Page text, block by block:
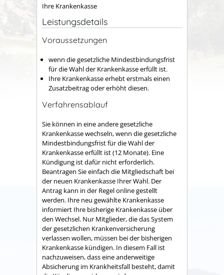
Ihre Krankenkasse
Leistungsdetails
Voraussetzungen
wenn die gesetzliche Mindestbindungsfrist
für die Wahl der Krankenkasse erfüllt ist.
Ihre Krankenkasse erhebt erstmals einen
Zusatzbeitrag oder erhöht diesen.
Verfahrensablauf
Sie können in eine andere gesetzliche
Krankenkasse wechseln, wenn die gesetzliche
Mindestbindungsfrist für die Wahl der
Krankenkasse erfüllt ist (12 Monate). Eine
Kündigung ist dafür nicht erforderlich.
Beantragen Sie einfach die Mitgliedschaft bei
der neuen Krankenkasse Ihrer Wahl. Der
Antrag kann in der Regel online gestellt
werden. Ihre neu gewählte Krankenkasse
informiert Ihre bisherige Krankenkasse über
den Wechsel. Nur Mitglieder, die das System
der gesetzlichen Krankenversicherung
verlassen wollen, müssen bei der bisherigen
Krankenkasse kündigen. In diesem Fall ist
nachzuweisen, dass eine anderweitige
Absicherung im Krankheitsfall besteht, damit